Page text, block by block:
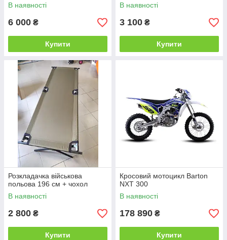
В наявності
6 000 ₴
Купити
В наявності
3 100 ₴
Купити
Розкладачка військова
польова 196 см + чохол
В наявності
2 800 ₴
Купити
Кросовий мотоцикл Barton
NXT 300
В наявності
178 890 ₴
Купити